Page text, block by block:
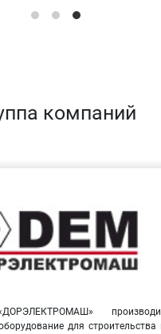
компаний
для строительства